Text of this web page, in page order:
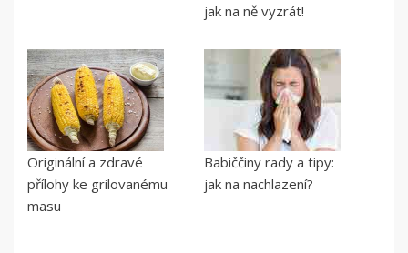
jak na ně vyzrát!
Originální a zdravé
přílohy ke grilovanému
masu
Babiččiny rady a tipy:
jak na nachlazení?